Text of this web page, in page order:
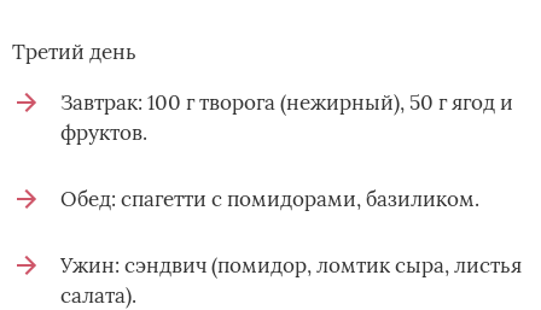
Третий день
Завтрак: 100 г творога (нежирный), 50 г ягод и
фруктов.
Обед: спагетти с помидорами, базиликом.
Ужин: сэндвич (помидор, ломтик сыра, листья
салата).